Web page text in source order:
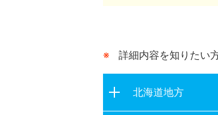
詳細内容を知りたい
北海道地方